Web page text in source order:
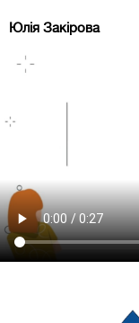
Юлія Закірова